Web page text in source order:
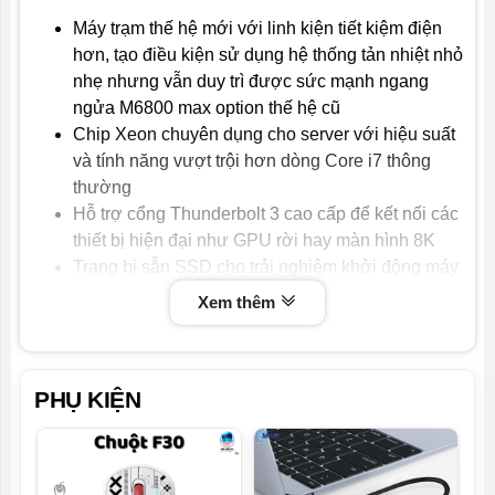
Hệ điều hành Windows 10
Tình trạng like new
Máy trạm thế hệ mới với linh kiện tiết kiệm điện
hơn, tạo điều kiện sử dụng hệ thống tản nhiệt nhỏ
nhẹ nhưng vẫn duy trì được sức mạnh ngang
ngửa M6800 max option thế hệ cũ
Chip Xeon chuyên dụng cho server với hiệu suất
và tính năng vượt trội hơn dòng Core i7 thông
thường
Hỗ trợ cổng Thunderbolt 3 cao cấp để kết nối các
thiết bị hiện đại như GPU rời hay màn hình 8K
Trang bị sẵn SSD cho trải nghiệm khởi động máy
và các ứng dụng mượt mà
Tổng trọng lượng máy và sạc được giảm đáng kể,
màu sắc không đổi từ mọi góc nhìn
Vỏ carbon cùng các đường vát cong mềm mại tạo
sự thoải mái, tinh tế trong quá trình sử dụng
Xem thêm
PHỤ KIỆN